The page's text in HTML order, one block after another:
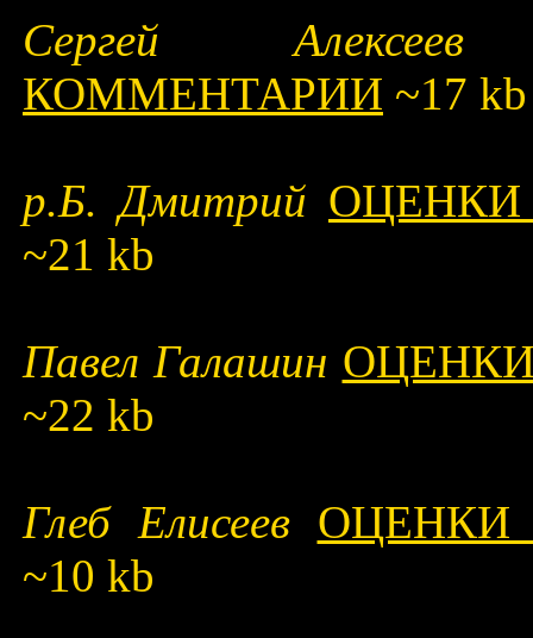
Сергей
КОММЕНТАРИИ ~17 kb
р.Б. Дмитрий
~21 kb
Павел Галашин
~22 kb
Глеб Елисеев
~10 kb